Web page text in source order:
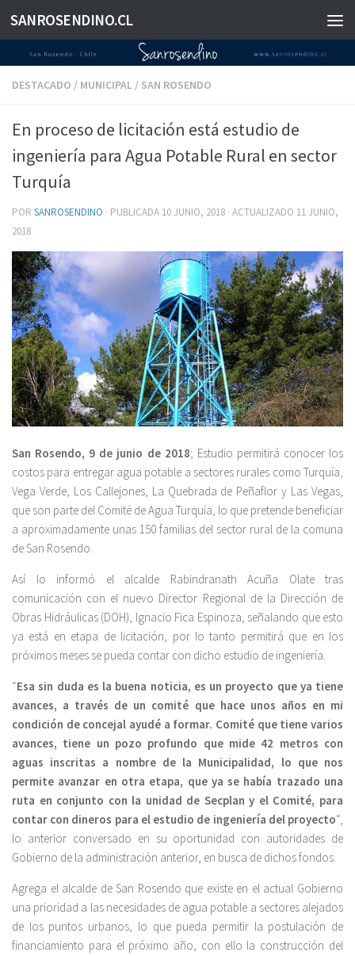
Saltar al contenido
SANROSENDINO.CL
DESTACADO / MUNICIPAL / SAN ROSENDO
En proceso de licitación está estudio de
ingeniería para Agua Potable Rural en sector
Turquía
POR SANROSENDINO · PUBLICADA 10 JUNIO, 2018 · ACTUALIZADO 11 JUNIO,
2018
San Rosendo, 9 de junio de 2018; Estudio permitirá conocer los
costos para entregar agua potable a sectores rurales como Turquía,
Vega Verde, Los Callejones, La Quebrada de Peñaflor y Las Vegas,
que son parte del Comité de Agua Turquía, lo que pretende beneficiar
a aproximadamente unas 150 familias del sector rural de la comuna
de San Rosendo.
Así lo informó el alcalde Rabindranath Acuña Olate tras
comunicación con el nuevo Director Regional de la Dirección de
Obras Hidráulicas (DOH), Ignacio Fica Espinoza, señalando que esto
ya está en etapa de licitación, por lo tanto permitirá que en los
próximos meses se pueda contar con dicho estudio de ingeniería.
“Esa sin duda es la buena noticia, es un proyecto que ya tiene
avances, a través de un comité que hace unos años en mi
condición de concejal ayudé a formar. Comité que tiene varios
avances, tiene un pozo profundo que mide 42 metros con
aguas inscritas a nombre de la Municipalidad, lo que nos
permite avanzar en otra etapa, que ya se había trazado una
ruta en conjunto con la unidad de Secplan y el Comité, para
contar con dineros para el estudio de ingeniería del proyecto“,
lo anterior conversado en su oportunidad con autoridades de
Gobierno de la administración anterior, en busca de dichos fondos.
Agrega el alcalde de San Rosendo que existe en el actual Gobierno
una prioridad a las necesidades de agua potable a sectores alejados
de los puntos urbanos, lo que pueda permitir la postulación de
financiamiento para el próximo año, con ello la construcción del